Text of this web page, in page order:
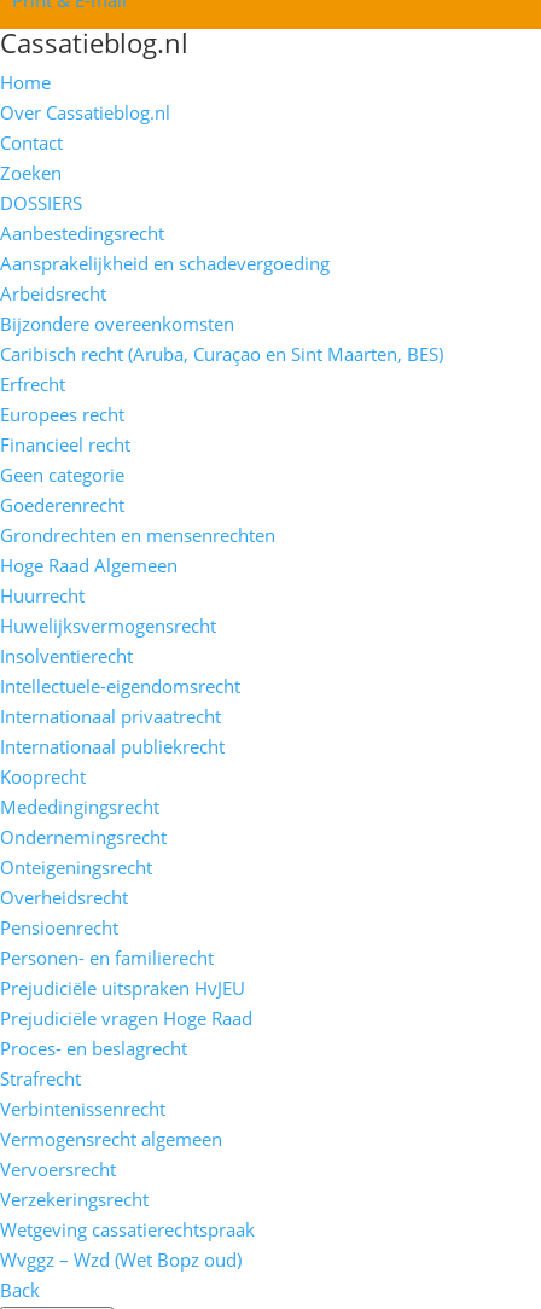
Cassatieblog.nl
Home
Over Cassatieblog.nl
Contact
Zoeken
DOSSIERS
Aanbestedingsrecht
Aansprakelijkheid en schadevergoeding
Arbeidsrecht
Bijzondere overeenkomsten
Caribisch recht (Aruba, Curaçao en Sint Maarten, BES)
Erfrecht
Europees recht
Financieel recht
Geen categorie
Goederenrecht
Grondrechten en mensenrechten
Hoge Raad Algemeen
Huurrecht
Huwelijksvermogensrecht
Insolventierecht
Intellectuele-eigendomsrecht
Internationaal privaatrecht
Internationaal publiekrecht
Kooprecht
Mededingingsrecht
Ondernemingsrecht
Onteigeningsrecht
Overheidsrecht
Pensioenrecht
Personen- en familierecht
Prejudiciële uitspraken HvJEU
Prejudiciële vragen Hoge Raad
Proces- en beslagrecht
Strafrecht
Verbintenissenrecht
Vermogensrecht algemeen
Vervoersrecht
Verzekeringsrecht
Wetgeving cassatierechtspraak
Wvggz – Wzd (Wet Bopz oud)
Back